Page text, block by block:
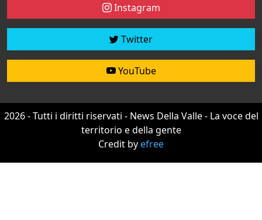
Instagram
Twitter
YouTube
2026 - Tutti i diritti riservati - News Della Valle - La voce del
territorio e della gente
Credit byefree